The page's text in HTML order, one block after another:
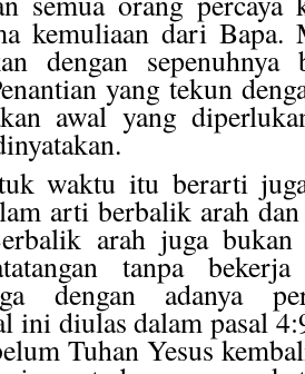
kemuliaan dari Bapa.
dengan sepenuhnya
yang tekun
awal yang
waktu itu berarti
arti berbalik arah
arah juga
tanpa
dengan adanya
ini diulas dalam pasal
Tuhan Yesus